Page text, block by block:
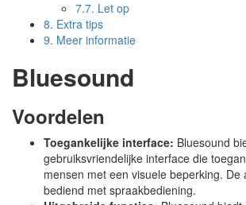
7.7. Let op
8. Extra tips
9. Meer informatie
Bluesound
Voordelen
Toegankelijke interface: Bluesound
gebruiksvriendelijke interface die
mensen met een visuele beperking. De
bediend met spraakbediening.